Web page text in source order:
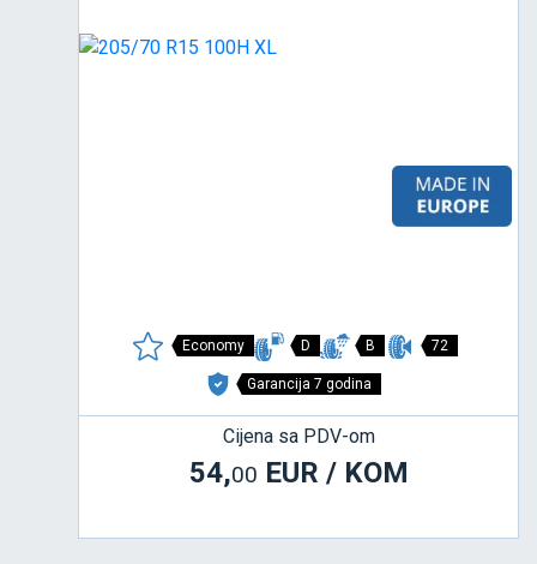
Economy D B 72
Garancija 7 godina
Cijena sa PDV-om
54,00 EUR / KOM